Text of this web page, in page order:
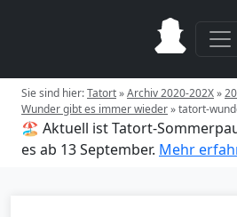
Sie sind hier:Tatort»Archiv 2020-202X»
Wunder gibt es immer wieder»tatort-
🏖️ Aktuell ist Tatort-
es ab 13 September. Mehr